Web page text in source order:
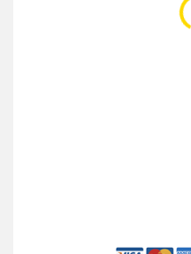
...